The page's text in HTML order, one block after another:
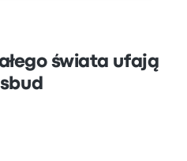
świata ufają